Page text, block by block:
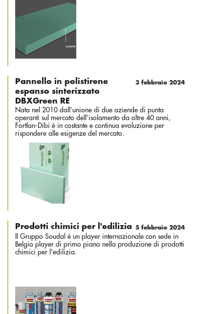
3 febbraio 2024
Pannello in polistirene
espanso sinterizzato
DBXGreen RE
Nata nel 2010 dall’unione di due aziende di punta
operanti sul mercato dell’isolamento da oltre 40 anni,
Fortlan-Dibi è in costante e continua evoluzione per
rispondere alle esigenze del mercato.
5 febbraio 2024
Prodotti chimici per l'edilizia
Il Gruppo Soudal è un player internazionale con sede in
Belgio player di primo piano nella produzione di prodotti
chimici per l'edilizia.